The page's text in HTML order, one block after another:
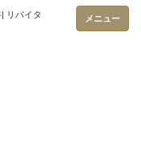
メニュー